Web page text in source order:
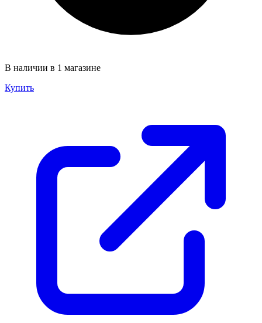
В наличии в 1 магазине
Купить